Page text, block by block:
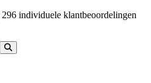
296 individuele klantbeoordelingen